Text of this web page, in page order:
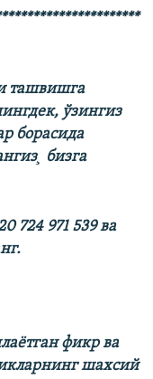
ташвишга
ўзингиз
борасида
бизга
724 971 539 ва
фикр ва
шахсий